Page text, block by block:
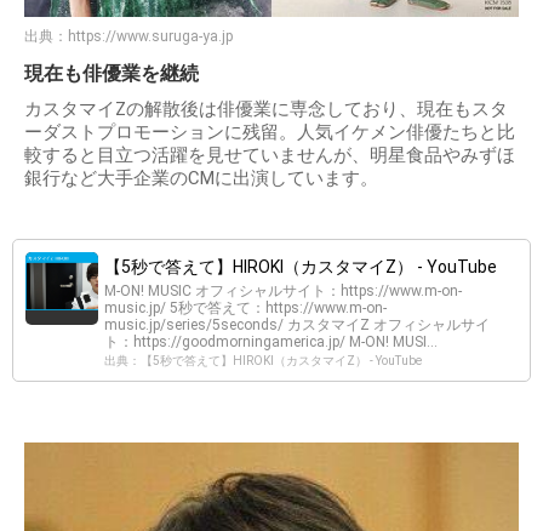
出典： https://www.suruga-ya.jp
現在も俳優業を継続
カスタマイZの解散後は俳優業に専念しており、現在もスタ
ーダストプロモーションに残留。人気イケメン俳優たちと比
較すると目立つ活躍を見せていませんが、明星食品やみずほ
銀行など大手企業のCMに出演しています。
【5秒で答えて】HIROKI（カスタマイZ） - YouTube
M-ON! MUSIC オフィシャルサイト：https://www.m-on-
music.jp/ 5秒で答えて：https://www.m-on-
music.jp/series/5seconds/ カスタマイZ オフィシャルサイ
ト：https://goodmorningamerica.jp/ M-ON! MUSI...
出典：【5秒で答えて】HIROKI（カスタマイZ） - YouTube